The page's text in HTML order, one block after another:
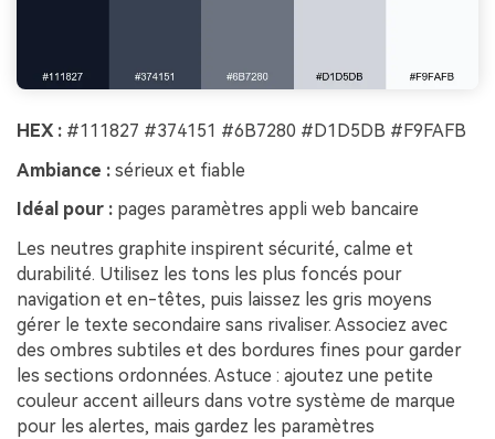
HEX : #111827 #374151 #6B7280 #D1D5DB #F9FAFB
Ambiance : sérieux et fiable
Idéal pour : pages paramètres appli web bancaire
Les neutres graphite inspirent sécurité, calme et
durabilité. Utilisez les tons les plus foncés pour
navigation et en-têtes, puis laissez les gris moyens
gérer le texte secondaire sans rivaliser. Associez avec
des ombres subtiles et des bordures fines pour garder
les sections ordonnées. Astuce : ajoutez une petite
couleur accent ailleurs dans votre système de marque
pour les alertes, mais gardez les paramètres